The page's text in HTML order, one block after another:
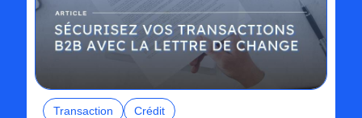
Transaction Crédit